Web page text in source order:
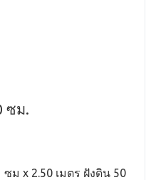
ซม.
ม x 2.50 เมตร ฝังดิน 50